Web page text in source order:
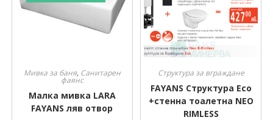
Мивка за баня, Санитарен
фаянс
Малка мивка LARA
FAYANS ляв отвор
Структура за вграждане
FAYANS Структура Eco
+стенна тоалетна NEO
RIMLESS